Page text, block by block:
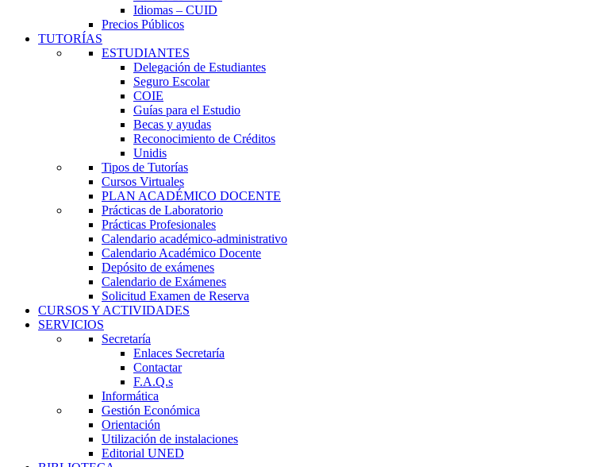
Idiomas – CUID
Precios Públicos
TUTORÍAS
ESTUDIANTES
Delegación de Estudiantes
Seguro Escolar
COIE
Guías para el Estudio
Becas y ayudas
Reconocimiento de Créditos
Unidis
Tipos de Tutorías
Cursos Virtuales
PLAN ACADÉMICO DOCENTE
Prácticas de Laboratorio
Prácticas Profesionales
Calendario académico-administrativo
Calendario Académico Docente
Depósito de exámenes
Calendario de Exámenes
Solicitud Examen de Reserva
CURSOS Y ACTIVIDADES
SERVICIOS
Secretaría
Enlaces Secretaría
Contactar
F.A.Q.s
Informática
Gestión Económica
Orientación
Utilización de instalaciones
Editorial UNED